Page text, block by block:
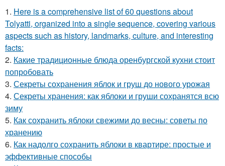
1. Here is a comprehensive list of 60 questions about
Tolyatti, organized into a single sequence, covering various
aspects such as history, landmarks, culture, and interesting
facts:
2. Какие традиционные блюда оренбургской кухни стоит
попробовать
3. Секреты сохранения яблок и груш до нового урожая
4. Секреты хранения: как яблоки и груши сохранятся всю
зиму
5. Как сохранить яблоки свежими до весны: советы по
хранению
6. Как надолго сохранить яблоки в квартире: простые и
эффективные способы